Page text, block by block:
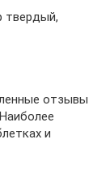
твердый,
отзывы
и